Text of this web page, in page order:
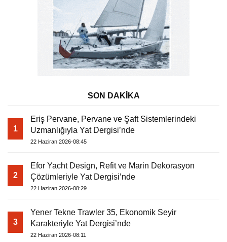
SON DAKİKA
1
Eriş Pervane, Pervane ve Şaft Sistemlerindeki
Uzmanlığıyla Yat Dergisi’nde
22 Haziran 2026-08:45
2
Efor Yacht Design, Refit ve Marin Dekorasyon
Çözümleriyle Yat Dergisi’nde
22 Haziran 2026-08:29
3
Yener Tekne Trawler 35, Ekonomik Seyir
Karakteriyle Yat Dergisi’nde
22 Haziran 2026-08:11